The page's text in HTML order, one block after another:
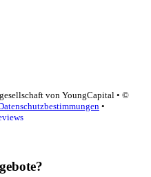
von YoungCapital • ©
•